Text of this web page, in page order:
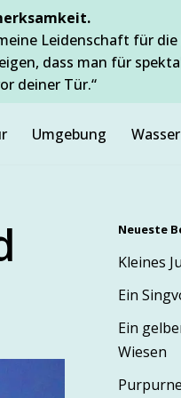
Leidenschaft für
dass man für
deiner Tür.“
Umgebung Wasser
Neueste
Kleines
Ein
Ein
Wiesen